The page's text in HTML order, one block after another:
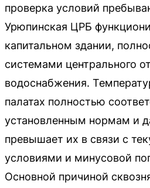
проверка условий
Урюпинская ЦРБ
капитальном здании,
системами центрального
водоснабжения.
палатах полностью
установленным нормам и
превышает их в связи с
условиями и минусовой
Основной причиной